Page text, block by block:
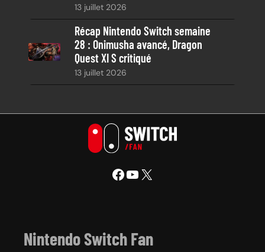
13 juillet 2026
Récap Nintendo Switch semaine
28 : Onimusha avancé, Dragon
Quest XI S critiqué
13 juillet 2026
Facebook YouTube X
Nintendo Switch Fan